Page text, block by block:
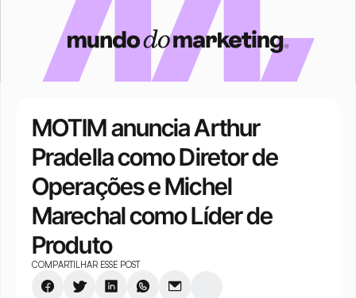
MOTIM anuncia Arthur
Pradella como Diretor de
Operações e Michel
Marechal como Líder de
Produto
COMPARTILHAR ESSE POST